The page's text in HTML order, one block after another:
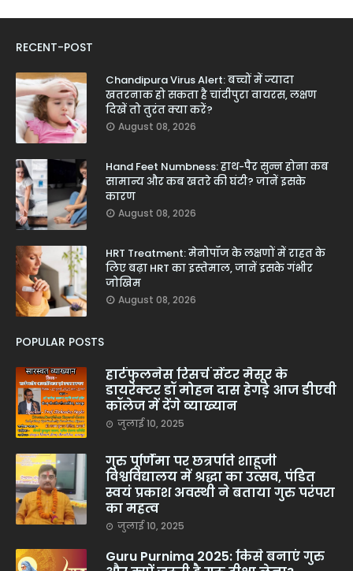
RECENT-POST
Chandipura Virus Alert: बच्चों में ज्यादा
खतरनाक हो सकता है चांदीपुरा वायरस, लक्षण
दिखें तो तुरंत क्या करें?
August 08, 2026
Hand Feet Numbness: हाथ-पैर सुन्न होना कब
सामान्य और कब खतरे की घंटी? जानें इसके
कारण
August 08, 2026
HRT Treatment: मेनोपॉज के लक्षणों में राहत के
लिए बढ़ा HRT का इस्तेमाल, जानें इसके गंभीर
जोखिम
August 08, 2026
POPULAR POSTS
हार्टफुलनेस रिसर्च सेंटर मैसूर के
डायरेक्टर डॉ मोहन दास हेगड़े आज डीएवी
कॉलेज में देंगे व्याख्यान
जुलाई 10, 2025
गुरु पूर्णिमा पर छत्रपति शाहूजी
विश्वविद्यालय में श्रद्धा का उत्सव, पंडित
स्वयं प्रकाश अवस्थी ने बताया गुरु परंपरा
का महत्व
जुलाई 10, 2025
Guru Purnima 2025: किसे बनाएं गुरु